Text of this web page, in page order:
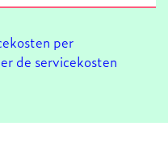
per
de servicekosten